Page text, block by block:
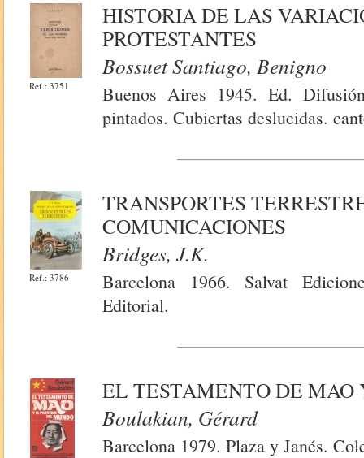
Ref.: 3751
HISTORIA DE LAS
PROTESTANTES
Bossuet Santiago, Benigno
Buenos Aires 1945. Ed.
pintados. Cubiertas deslucidas.
Ref.: 3786
TRANSPORTES
COMUNICACIONES
Bridges, J.k.
Barcelona 1966. Salvat
Editorial.
EL TESTAMENTO DE
Boulakian, Gérard
Barcelona 1979. Plaza y Janés.